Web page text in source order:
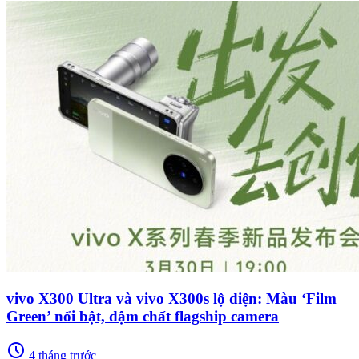
vivo X300 Ultra và vivo X300s lộ diện: Màu ‘Film
Green’ nổi bật, đậm chất flagship camera
schedule 4 tháng trước